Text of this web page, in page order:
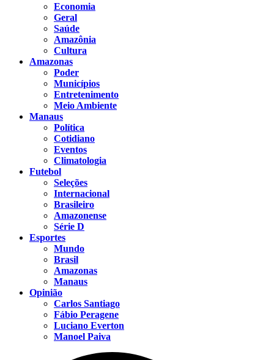
Economia
Geral
Saúde
Amazônia
Cultura
Amazonas
Poder
Municípios
Entretenimento
Meio Ambiente
Manaus
Política
Cotidiano
Eventos
Climatologia
Futebol
Seleções
Internacional
Brasileiro
Amazonense
Série D
Esportes
Mundo
Brasil
Amazonas
Manaus
Opinião
Carlos Santiago
Fábio Peragene
Luciano Everton
Manoel Paiva